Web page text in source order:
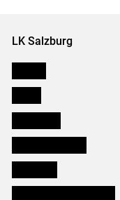
LK Salzburg